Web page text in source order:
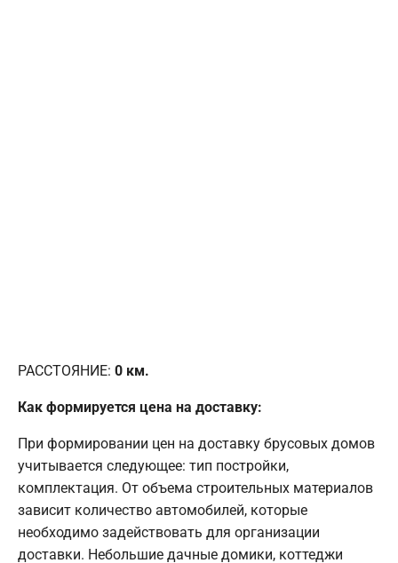
РАССТОЯНИЕ: 0 км.
Как формируется цена на доставку:
При формировании цен на доставку брусовых домов
учитывается следующее: тип постройки,
комплектация. От объема строительных материалов
зависит количество автомобилей, которые
необходимо задействовать для организации
доставки. Небольшие дачные домики, коттеджи